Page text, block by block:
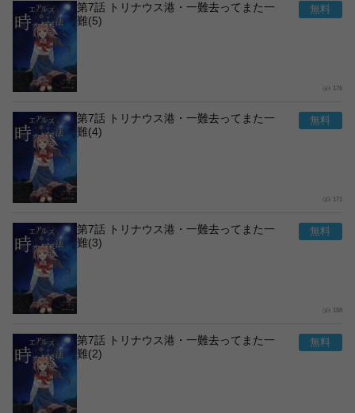
第7話 トリナウス港・一難去ってまた一
難(5)
176
第7話 トリナウス港・一難去ってまた一
難(4)
171
第7話 トリナウス港・一難去ってまた一
難(3)
158
第7話 トリナウス港・一難去ってまた一
難(2)